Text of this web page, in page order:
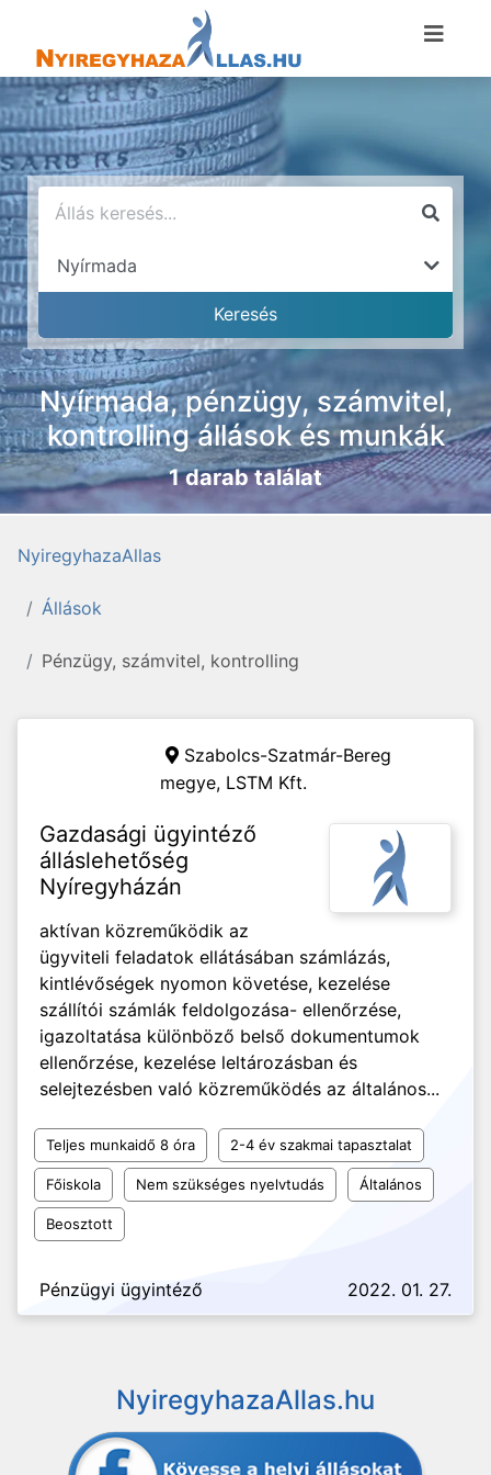
Nyírmada, pénzügy, számvitel,
kontrolling állások és munkák
1 darab találat
NyiregyhazaAllas
Állások
Pénzügy, számvitel, kontrolling
Szabolcs-Szatmár-Bereg
megye, LSTM Kft.
Gazdasági ügyintéző
álláslehetőség
Nyíregyházán
aktívan közreműködik az
ügyviteli feladatok ellátásában számlázás,
kintlévőségek nyomon követése, kezelése
szállítói számlák feldolgozása- ellenőrzése,
igazoltatása különböző belső dokumentumok
ellenőrzése, kezelése leltározásban és
selejtezésben való közreműködés az általános...
Teljes munkaidő 8 óra 2-4 év szakmai tapasztalat
Főiskola Nem szükséges nyelvtudás Általános
Beosztott
Pénzügyi ügyintéző 2022. 01. 27.
NyiregyhazaAllas.hu